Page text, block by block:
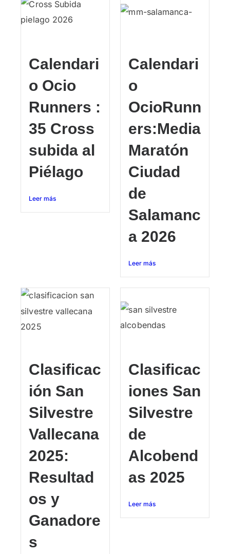
Calendari
o Ocio
Runners :
35 Cross
subida al
Piélago
Leer más
Calendari
o
OcioRunn
ers:Media
Maratón
Ciudad
de
Salamanc
a 2026
Leer más
Clasificac
ión San
Silvestre
Vallecana
2025:
Resultad
os y
Ganadore
s
Clasificac
iones San
Silvestre
de
Alcobend
as 2025
Leer más